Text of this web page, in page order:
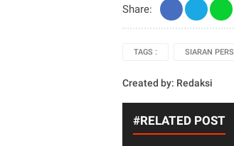
Share:
TAGS : SIARAN PERS
Created by: Redaksi
#RELATED POST